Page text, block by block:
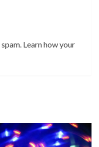
Learn how your